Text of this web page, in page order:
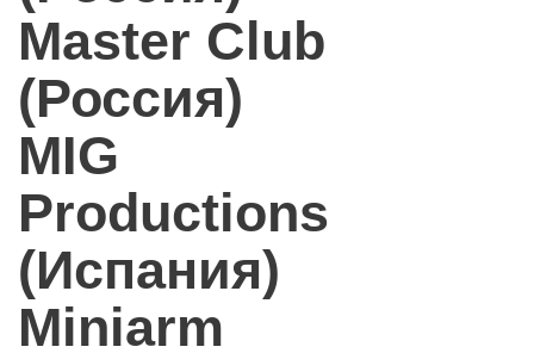
Master Club
(Россия)
MIG
Productions
(Испания)
Miniarm